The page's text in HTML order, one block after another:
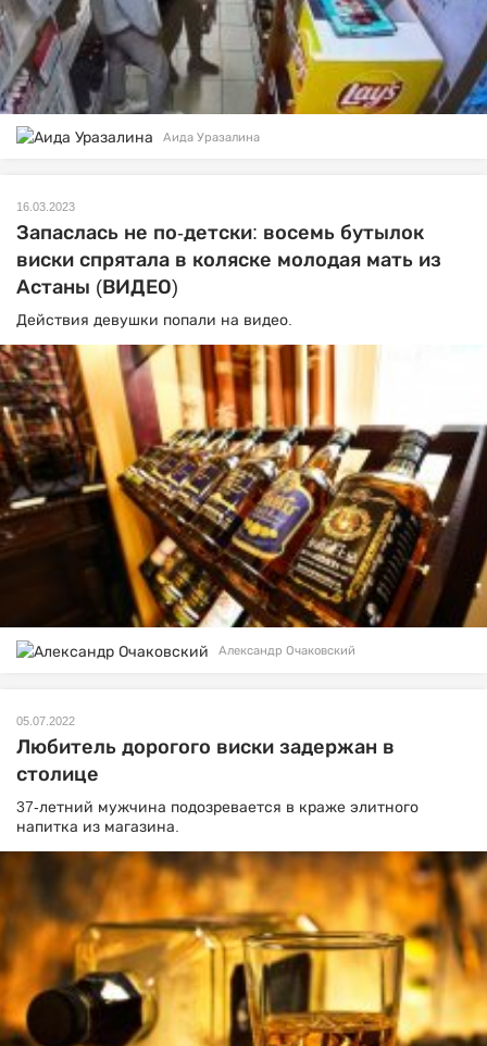
Аида Уразалина
16.03.2023
Запаслась не по-детски: восемь бутылок
виски спрятала в коляске молодая мать из
Астаны (ВИДЕО)
Действия девушки попали на видео.
Александр Очаковский
05.07.2022
Любитель дорогого виски задержан в
столице
37-летний мужчина подозревается в краже элитного
напитка из магазина.